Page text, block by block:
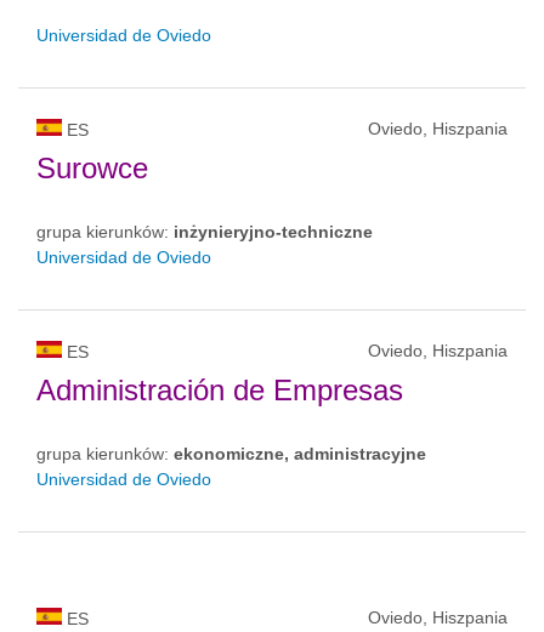
Universidad de Oviedo
ES Oviedo, Hiszpania
Surowce
grupa kierunków: inżynieryjno-techniczne
Universidad de Oviedo
ES Oviedo, Hiszpania
Administración de Empresas
grupa kierunków: ekonomiczne, administracyjne
Universidad de Oviedo
ES Oviedo, Hiszpania